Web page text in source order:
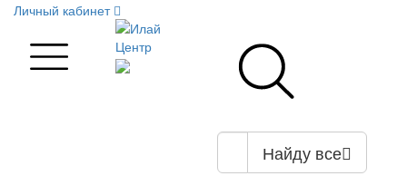
Личный кабинет
Найду все